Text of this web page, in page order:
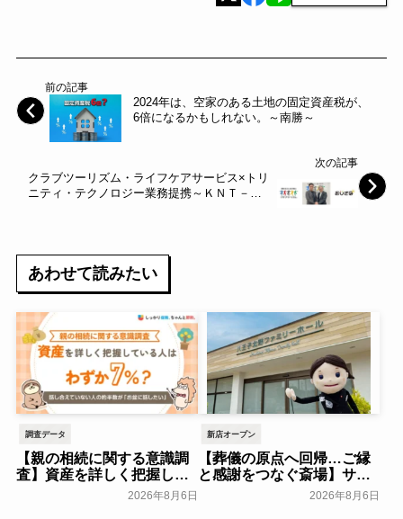
前の記事
2024年は、空家のある土地の固定資産税が、
6倍になるかもしれない。～南勝～
次の記事
クラブツーリズム・ライフケアサービス×トリ
ニティ・テクノロジー業務提携～ＫＮＴ－Ｃ
あわせて読みたい
調査データ
【親の相続に関する意識調
査】資産を詳しく把握して
いる人はわずか7％？具体的
2026年8月6日
新店オープン
【葬儀の原点へ回帰…ご縁
と感謝をつなぐ斎場】サ
ン・ライフ、「八王子北野
2026年8月6日